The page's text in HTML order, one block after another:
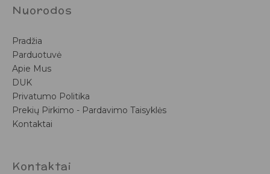
Nuorodos
Pradžia
Parduotuvė
Apie Mus
DUK
Privatumo Politika
Prekių Pirkimo - Pardavimo Taisyklės
Kontaktai
Kontaktai